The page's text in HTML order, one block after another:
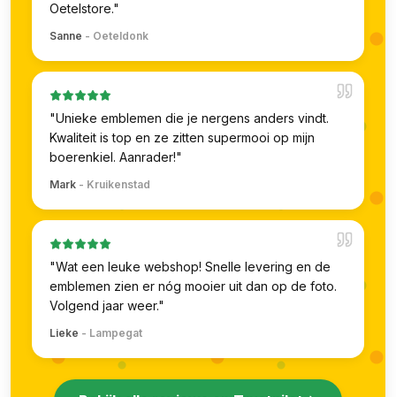
Oetelstore."
Sanne - Oeteldonk
"Unieke emblemen die je nergens anders vindt.
Kwaliteit is top en ze zitten supermooi op mijn
boerenkiel. Aanrader!"
Mark - Kruikenstad
"Wat een leuke webshop! Snelle levering en de
emblemen zien er nóg mooier uit dan op de foto.
Volgend jaar weer."
Lieke - Lampegat